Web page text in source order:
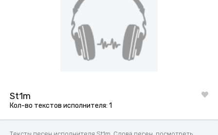
St1m
Кол-во текстов исполнителя: 1